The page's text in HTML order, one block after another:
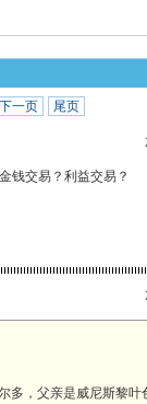
下一页 尾页
钱交易？利益交易？
，父亲是威尼斯黎叶